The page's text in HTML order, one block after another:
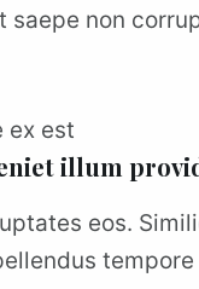
non
illum
eos.